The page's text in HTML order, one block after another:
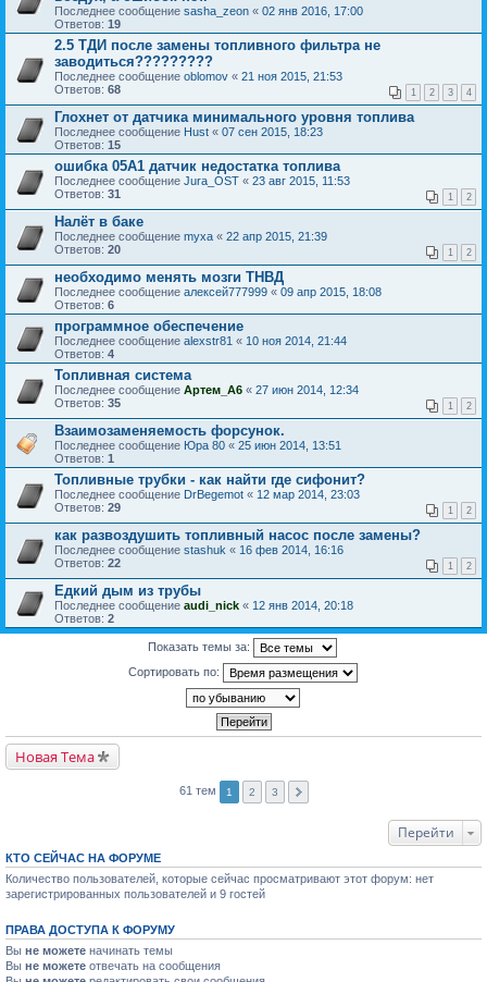
Последнее сообщение sasha_zeon « 02 янв 2016, 17:00
Ответов: 19
2.5 ТДИ после замены топливного фильтра не
заводиться?????????
Последнее сообщение oblomov « 21 ноя 2015, 21:53
Ответов: 68 1 2 3 4
Глохнет от датчика минимального уровня топлива
Последнее сообщение Hust « 07 сен 2015, 18:23
Ответов: 15
ошибка 05А1 датчик недостатка топлива
Последнее сообщение Jura_OST « 23 авг 2015, 11:53
Ответов: 31 1 2
Налёт в баке
Последнее сообщение myxa « 22 апр 2015, 21:39
Ответов: 20 1 2
необходимо менять мозги ТНВД
Последнее сообщение алексей777999 « 09 апр 2015, 18:08
Ответов: 6
программное обеспечение
Последнее сообщение alexstr81 « 10 ноя 2014, 21:44
Ответов: 4
Топливная система
Последнее сообщение Артем_А6 « 27 июн 2014, 12:34
Ответов: 35 1 2
Взаимозаменяемость форсунок.
Последнее сообщение Юра 80 « 25 июн 2014, 13:51
Ответов: 1
Топливные трубки - как найти где сифонит?
Последнее сообщение DrBegemot « 12 мар 2014, 23:03
Ответов: 29 1 2
как развоздушить топливный насос после замены?
Последнее сообщение stashuk « 16 фев 2014, 16:16
Ответов: 22 1 2
Едкий дым из трубы
Последнее сообщение audi_nick « 12 янв 2014, 20:18
Ответов: 2
Показать темы за:
Сортировать по:
Новая Тема
61 тем 1 2 3
Перейти
КТО СЕЙЧАС НА ФОРУМЕ
Количество пользователей, которые сейчас просматривают этот форум: нет
зарегистрированных пользователей и 9 гостей
ПРАВА ДОСТУПА К ФОРУМУ
Вы не можете начинать темы
Вы не можете отвечать на сообщения